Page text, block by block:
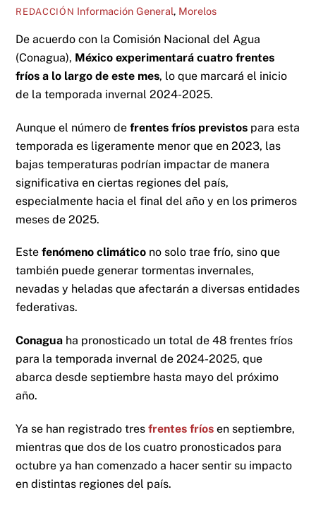
REDACCIÓN Información General, Morelos
De acuerdo con la Comisión Nacional del Agua
(Conagua), México experimentará cuatro frentes
fríos a lo largo de este mes, lo que marcará el inicio
de la temporada invernal 2024-2025.
Aunque el número de frentes fríos previstos para esta
temporada es ligeramente menor que en 2023, las
bajas temperaturas podrían impactar de manera
significativa en ciertas regiones del país,
especialmente hacia el final del año y en los primeros
meses de 2025.
Este fenómeno climático no solo trae frío, sino que
también puede generar tormentas invernales,
nevadas y heladas que afectarán a diversas entidades
federativas.
Conagua ha pronosticado un total de 48 frentes fríos
para la temporada invernal de 2024-2025, que
abarca desde septiembre hasta mayo del próximo
año.
Ya se han registrado tres frentes fríos en septiembre,
mientras que dos de los cuatro pronosticados para
octubre ya han comenzado a hacer sentir su impacto
en distintas regiones del país.